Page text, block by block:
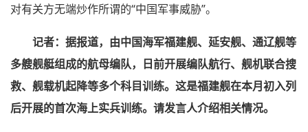
对有关方无端炒作所谓的“中国军事威胁”。
记者：据报道，由中国海军福建舰、延安舰、通辽舰等
多艘舰艇组成的航母编队，日前开展编队航行、舰机联合搜
救、舰载机起降等多个科目训练。这是福建舰在本月初入列
后开展的首次海上实兵训练。请发言人介绍相关情况。